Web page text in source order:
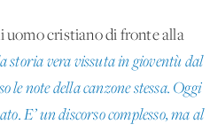
uomo cristiano di fronte alla
storia vera vissuta in gioventù dal
le note della canzone stessa. Oggi
E’ un discorso complesso, ma al